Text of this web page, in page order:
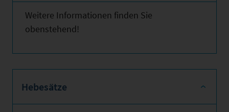
Weitere Informationen finden Sie
obenstehend!
Hebesätze